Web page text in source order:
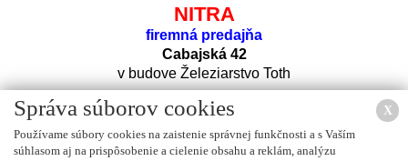
NITRA
firemná predajňa
Cabajská 42
v budove Železiarstvo Toth
X
Správa súborov cookies
Používame súbory cookies na zaistenie správnej funkčnosti a s Vaším
súhlasom aj na prispôsobenie a cielenie obsahu a reklám, analýzu